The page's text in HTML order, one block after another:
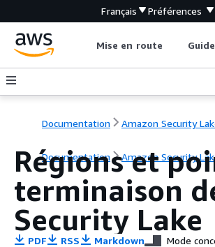
Français Préférences
Mise en route
Documentation Amazon Security
Documentation Amazon Security
Régions et
terminaison
Security Lake
PDF RSS Markdown Mode